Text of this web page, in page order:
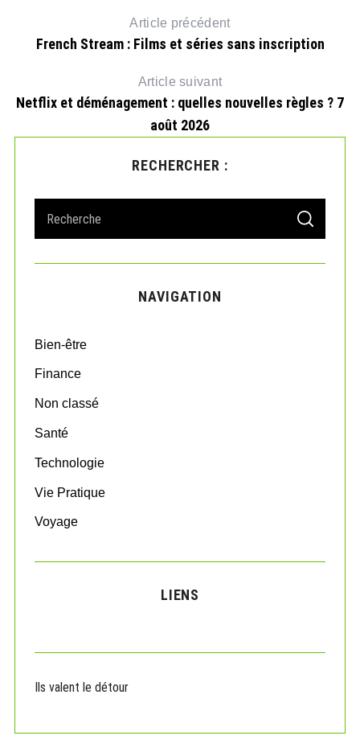
Article précédent
French Stream : Films et séries sans inscription
Article suivant
Netflix et déménagement : quelles nouvelles règles ? 7
août 2026
RECHERCHER :
a
r
o
:
S
A
C
NAVIGATION
Bien-être
Finance
Non classé
Santé
Technologie
Vie Pratique
Voyage
LIENS
Ils valent le détour